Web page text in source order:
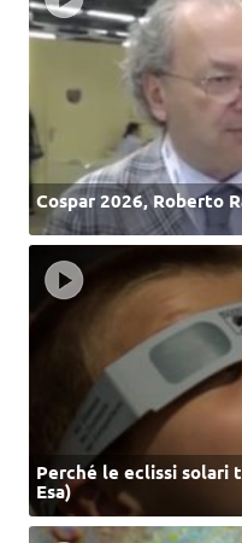
Cospar 2026, Roberto
Perché le eclissi solari
Esa)